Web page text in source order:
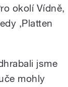
okolí Vídně,
,Platten
jsme
mohly